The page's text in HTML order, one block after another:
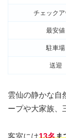
チェックア
最安値
駐車場
送迎
雲仙の静かな自
ープや大家族、
客室には13名ま